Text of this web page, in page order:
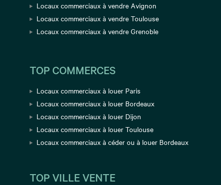
Locaux commerciaux à vendre Avignon
Locaux commerciaux à vendre Toulouse
Locaux commerciaux à vendre Grenoble
TOP COMMERCES
Locaux commerciaux à louer Paris
Locaux commerciaux à louer Bordeaux
Locaux commerciaux à louer Dijon
Locaux commerciaux à louer Toulouse
Locaux commerciaux à céder ou à louer Bordeaux
TOP VILLE VENTE